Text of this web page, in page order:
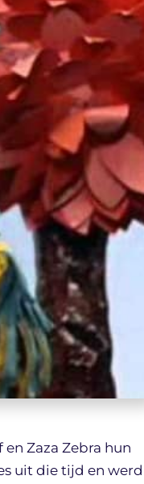
Zaza Zebra hun
uit die tijd en werd